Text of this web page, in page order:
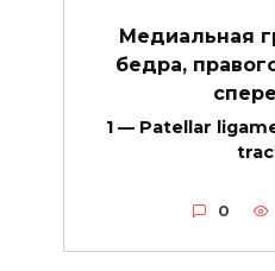
Медиальная
бедра,
1 — Patellar
0